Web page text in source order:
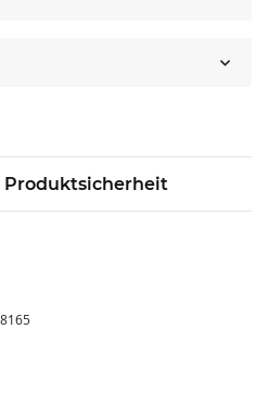
Produktsicherheit